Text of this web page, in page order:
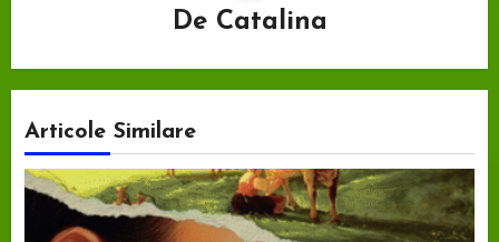
De Catalina
Articole Similare